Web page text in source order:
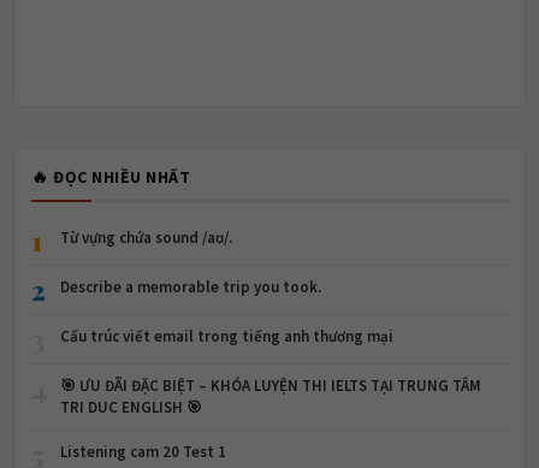
🔥 ĐỌC NHIỀU NHẤT
1 Từ vựng chứa sound /aʊ/.
2 Describe a memorable trip you took.
Cấu trúc viết email trong tiếng anh thương mại
🎯 ƯU ĐÃI ĐẶC BIỆT – KHÓA LUYỆN THI IELTS TẠI TRUNG TÂM
TRI DUC ENGLISH 🎯
Listening cam 20 Test 1